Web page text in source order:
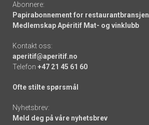
Abonnere:
Papirabonnement for restaurantbransjen
Medlemskap Apéritif Mat- og vinklubb
Kontakt oss:
aperitif@aperitif.no
Telefon +47 21 45 61 60
Ofte stilte spørsmål
Nyhetsbrev:
Meld deg på våre nyhetsbrev